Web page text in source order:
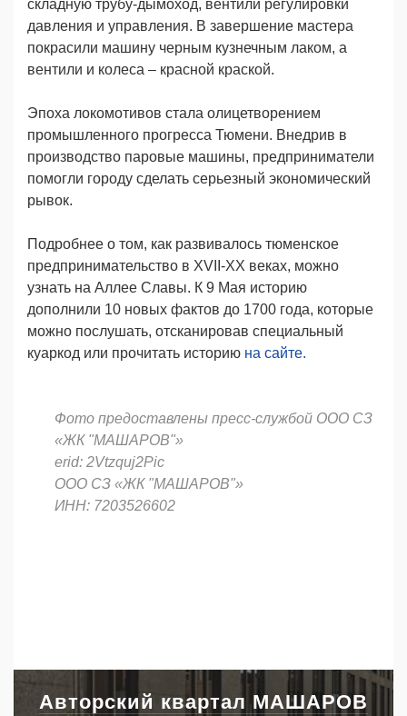
складную трубу-дымоход, вентили регулировки
давления и управления. В завершение мастера
покрасили машину черным кузнечным лаком, а
вентили и колеса – красной краской.
Эпоха локомотивов стала олицетворением
промышленного прогресса Тюмени. Внедрив в
производство паровые машины, предприниматели
помогли городу сделать серьезный экономический
рывок.
Подробнее о том, как развивалось тюменское
предпринимательство в XVII-XX веках, можно
узнать на Аллее Славы. К 9 Мая историю
дополнили 10 новых фактов до 1700 года, которые
можно послушать, отсканировав специальный
куаркод или прочитать историю на сайте.
Фото предоставлены пресс-службой ООО СЗ
«ЖК "МАШАРОВ"»
erid: 2Vtzquj2Pic
ООО СЗ «ЖК "МАШАРОВ"»
ИНН: 7203526602
Авторский квартал МАШАРОВ